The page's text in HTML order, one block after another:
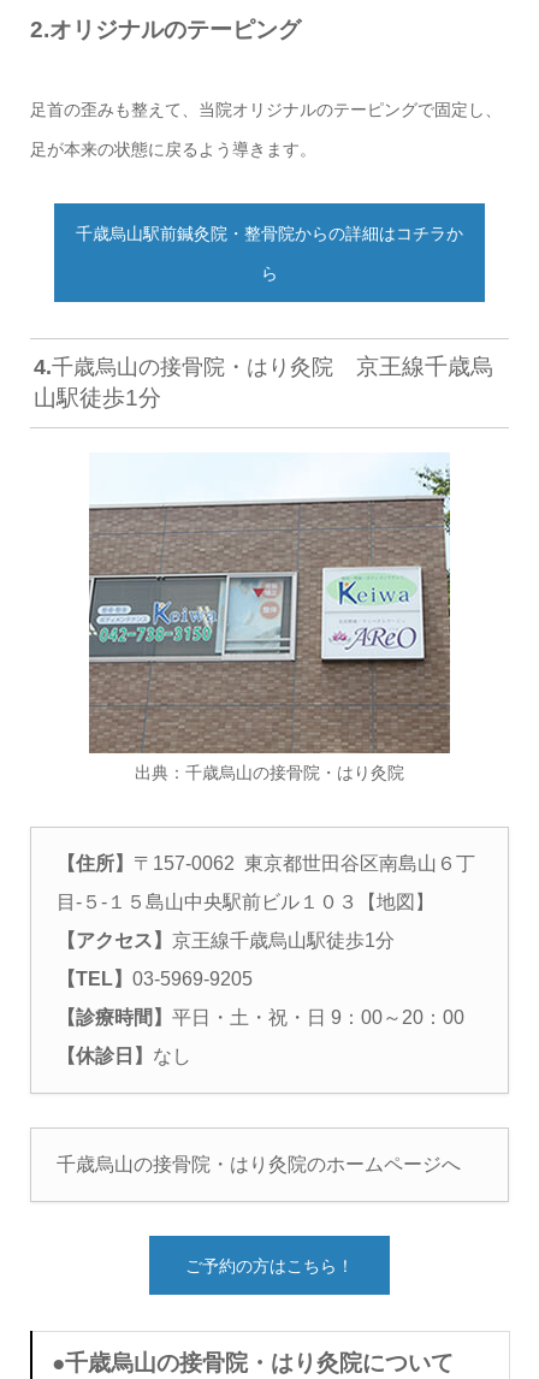
2.オリジナルのテーピング
足首の歪みも整えて、当院オリジナルのテーピングで固定し、
足が本来の状態に戻るよう導きます。
千歳烏山駅前鍼灸院・整骨院からの詳細はコチラか
ら
4.千歳烏山の接骨院・はり灸院京王線千歳烏
山駅徒歩1分
出典： 千歳烏山の接骨院・はり灸院
【住所】 〒157-0062 東京都世田谷区南島山６丁
目-５-１５島山中央駅前ビル１０３
【地図】
【アクセス】 京王線千歳烏山駅徒歩1分
【TEL】 03-5969-9205
【診療時間】 平日・土・祝・日 9：00～20：00
【休診日】 なし
千歳烏山の接骨院・はり灸院のホームページへ
ご予約の方はこちら！
●千歳烏山の接骨院・はり灸院について